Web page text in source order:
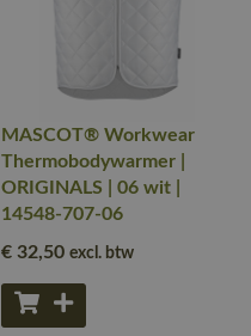
MASCOT® Workwear
Thermobodywarmer |
ORIGINALS | 06 wit |
14548-707-06
€ 32,50 excl. btw